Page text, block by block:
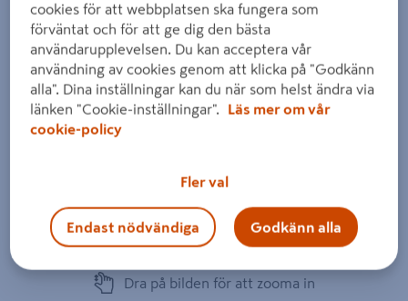
Dra på bilden för att zooma in
cookies för att webbplatsen ska fungera som
förväntat och för att ge dig den bästa
användarupplevelsen. Du kan acceptera vår
användning av cookies genom att klicka på "Godkänn
alla". Dina inställningar kan du när som helst ändra via
länken "Cookie-inställningar".
Läs mer om vår
cookie-policy
Fler val
Endast nödvändiga Godkänn alla